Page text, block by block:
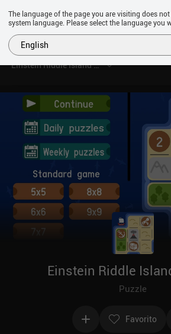
Einstein Riddle Island Puzzle
Einstein Riddle
Puzzle
Favorito
The language of the page you are visiting does
system language. Please select the language you
English